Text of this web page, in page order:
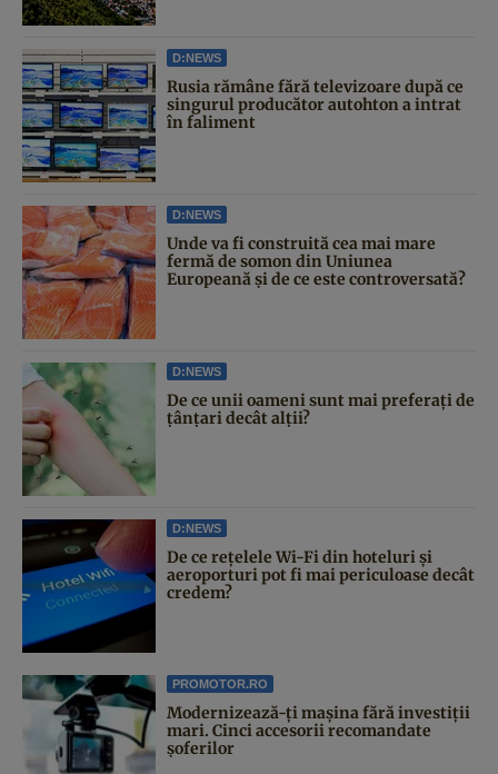
D:NEWS
Rusia rămâne fără televizoare după ce
singurul producător autohton a intrat
în faliment
D:NEWS
Unde va fi construită cea mai mare
fermă de somon din Uniunea
Europeană și de ce este controversată?
D:NEWS
De ce unii oameni sunt mai preferați de
țânțari decât alții?
D:NEWS
De ce rețelele Wi-Fi din hoteluri și
aeroporturi pot fi mai periculoase decât
credem?
PROMOTOR.RO
Modernizează-ți mașina fără investiții
mari. Cinci accesorii recomandate
șoferilor